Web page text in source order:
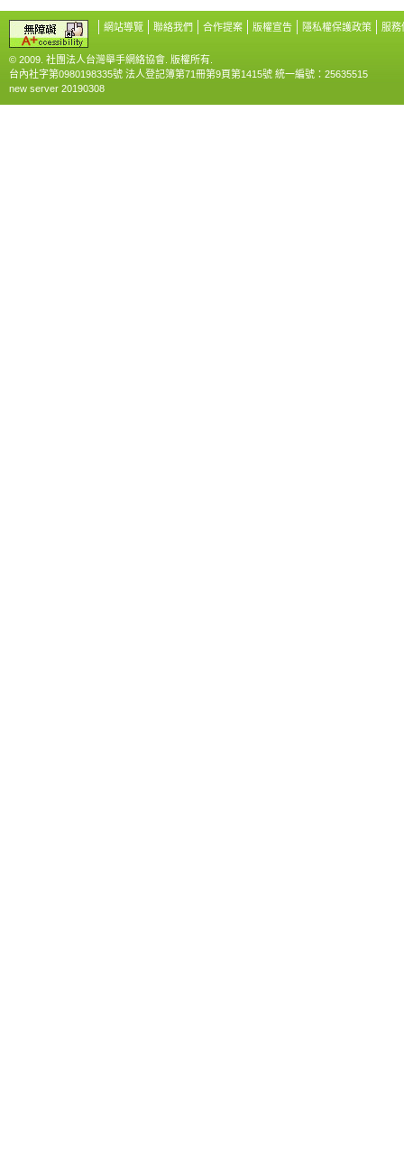
網站導覽 聯絡我們 合作提案 版權宣告 隱私權保護政策 服務
© 2009. 社團法人台灣舉手網絡協會. 版權所有.
台內社字第0980198335號 法人登記簿第71冊第9頁第1415號 統一編號：25635515
new server 20190308